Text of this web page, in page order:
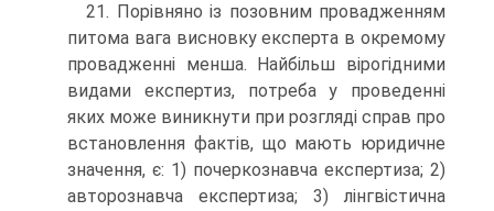
21. Порівняно із позовним провадженням
питома вага висновку експерта в окремому
провадженні менша. Найбільш вірогідними
видами експертиз, потреба у проведенні
яких може виникнути при розгляді справ про
встановлення фактів, що мають юридичне
значення, є: 1) почеркознавча експертиза; 2)
авторознавча експертиза; 3) лінгвістична